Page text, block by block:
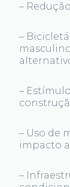
–
–
–
– Uso de
impacto
–